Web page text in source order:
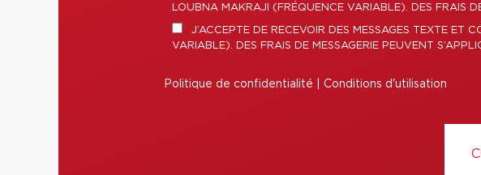
LOUBNA MAKRAJI (FRÉQUENCE VARIABLE). DES FRAIS
J’ACCEPTE DE RECEVOIR DES MESSAGES TEXTE ET
VARIABLE). DES FRAIS DE MESSAGERIE PEUVENT
Politique de confidentialité Conditions d'utilisation